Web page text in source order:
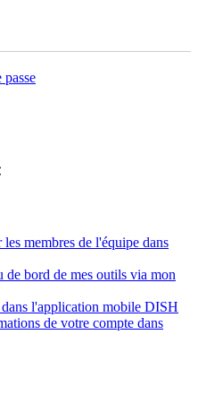
membres de l'équipe dans
de bord de mes outils via mon
l'application mobile DISH
de votre compte dans